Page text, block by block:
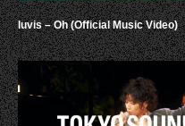
luvis – Oh (Official Music Video)